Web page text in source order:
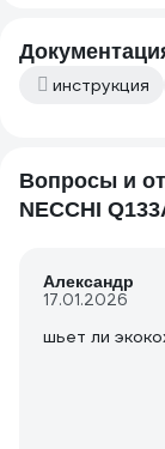
инструкция
Вопросы и
NECCHI
Александр
17.01.2026
шьет ли